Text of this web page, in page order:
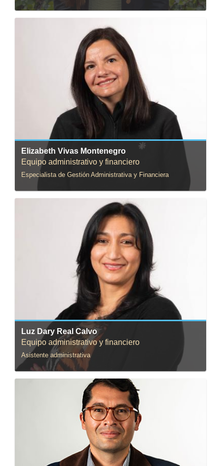
Elizabeth Vivas Montenegro
Equipo administrativo y financiero
Especialista de Gestión Administrativa y Financiera
Correo: evivas@uniandes.edu.co
Luz Dary Real Calvo
Equipo administrativo y financiero
Asistente administrativa
Correo: ld.real32@uniandes.edu.co